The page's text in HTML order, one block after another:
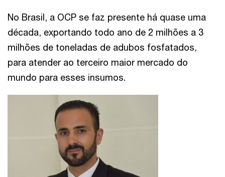
No Brasil, a OCP se faz presente há quase uma
década, exportando todo ano de 2 milhões a 3
milhões de toneladas de adubos fosfatados,
para atender ao terceiro maior mercado do
mundo para esses insumos.